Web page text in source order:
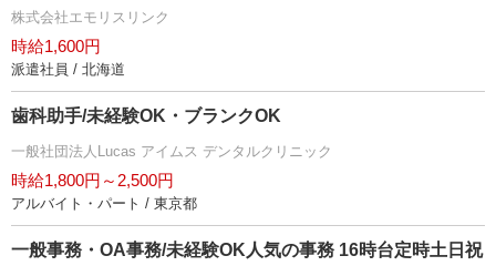
株式会社エモリスリンク
時給1,600円
派遣社員 / 北海道
歯科助手/未経験OK・ブランクOK
一般社団法人Lucas アイムス デンタルクリニック
時給1,800円～2,500円
アルバイト・パート / 東京都
一般事務・OA事務/未経験OK人気の事務 16時台定時土日祝